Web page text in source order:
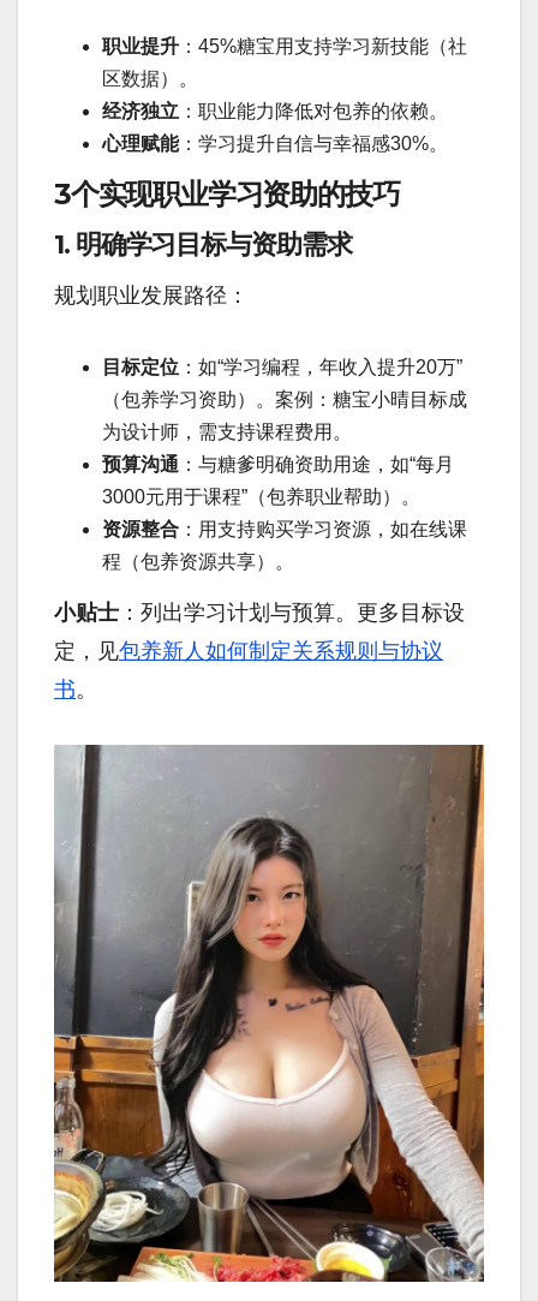
职业提升 ：45%糖宝用支持学习新技能（社
区数据）。
经济独立 ：职业能力降低对包养的依赖。
心理赋能：学习提升自信与幸福感30%。
3个实现职业学习资助的技巧
1. 明确学习目标与资助需求
规划职业发展路径：
目标定位 ：如“学习编程，年收入提升20万”
（包养学习资助）。案例：糖宝小晴目标成
为设计师，需支持课程费用。
预算沟通 ：与糖爹明确资助用途，如“每月
3000元用于课程”（包养职业帮助）。
资源整合 ：用支持购买学习资源，如在线课
程（包养资源共享）。
小贴士 ：列出学习计划与预算。更多目标设
定，见包养新人如何制定关系规则与协议
书。